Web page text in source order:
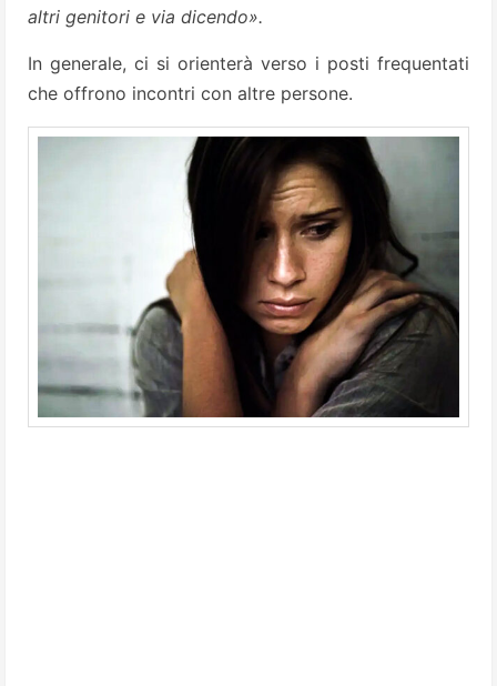
altri genitori e via dicendo».
In generale, ci si orienterà verso i posti frequentati
che offrono incontri con altre persone.